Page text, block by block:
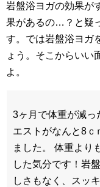
岩盤浴ヨガの効果が
果があるの…？と疑
す。では岩盤浴ヨガ
ょう。そこからいい
よ。
3ヶ月で体重が減っ
エストがなんと8
ました。 体重より
した気分です！岩
しさもなく、スッ